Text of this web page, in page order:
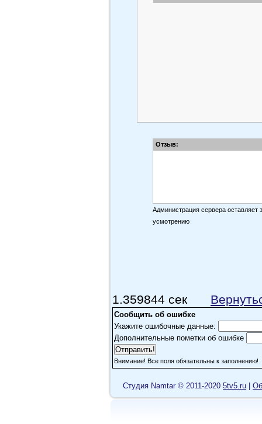
Отзыв:
Администрация сервера оставляет
усмотрению
1.359844 сек
Сообщить об ошибке
Укажите ошибочные данные:
Дополнительные пометки об ошибке
Внимание! Все поля обязательны к заполнению!
Cтудия Namtar © 2011-2020 5tv5.ru |